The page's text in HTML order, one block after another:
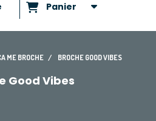
Panier
ME BROCHE BROCHE GOOD VIBES
Good Vibes